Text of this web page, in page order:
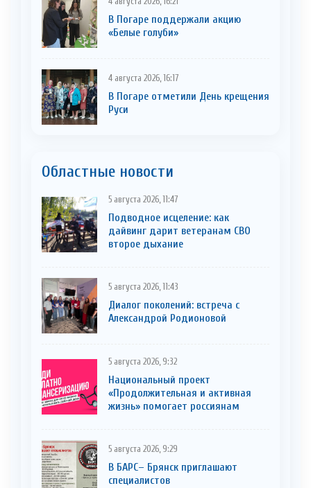
В Погаре поддержали акцию
«Белые голуби»
4 августа 2026, 16:17
В Погаре отметили День крещения
Руси
Областные новости
5 августа 2026, 11:47
Подводное исцеление: как
дайвинг дарит ветеранам СВО
второе дыхание
5 августа 2026, 11:43
Диалог поколений: встреча с
Александрой Родионовой
5 августа 2026, 9:32
Национальный проект
«Продолжительная и активная
жизнь» помогает россиянам
5 августа 2026, 9:29
В БАРС– Брянcк приглaшают
cпециaлистoв